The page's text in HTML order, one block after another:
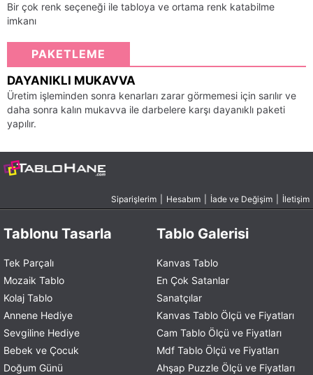
Bir çok renk seçeneği ile tabloya ve ortama renk katabilme
imkanı
PAKETLEME
DAYANIKLI MUKAVVA
Üretim işleminden sonra kenarları zarar görmemesi için sarılır ve
daha sonra kalın mukavva ile darbelere karşı dayanıklı paketi
yapılır.
Siparişlerim Hesabım İade ve Değişim İletişim
Tablonu Tasarla
Tek Parçalı
Mozaik Tablo
Kolaj Tablo
Annene Hediye
Sevgiline Hediye
Bebek ve Çocuk
Doğum Günü
Tablo Galerisi
Kanvas Tablo
En Çok Satanlar
Sanatçılar
Kanvas Tablo Ölçü ve Fiyatları
Cam Tablo Ölçü ve Fiyatları
Mdf Tablo Ölçü ve Fiyatları
Ahşap Puzzle Ölçü ve Fiyatları